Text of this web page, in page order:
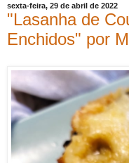
sexta-feira, 29 de abril de 2022
"Lasanha de
Enchidos" por